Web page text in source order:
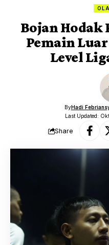
Bojan Hodak
Pemain
Level
Last Updated:
ByHadi
Share